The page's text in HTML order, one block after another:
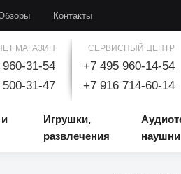
Контакты
МАГАЗИН
31-54
31-47
СЕРВИСНЫЙ ЦЕНТР
+7 495 960-14-54
+7 916 714-60-14
Игрушки,
развлечения